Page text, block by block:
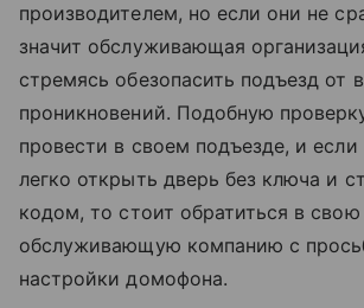
производителем, но если они не
значит обслуживающая
стремясь обезопасить подъезд от
проникновений. Подобную
провести в своем подъезде, и если
легко открыть дверь без ключа и
кодом, то стоит обратиться в свою
обслуживающую компанию с
настройки домофона.